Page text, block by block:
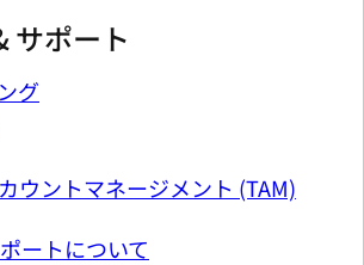
サポート
グ
ウントマネージメント (TAM)
ートについて